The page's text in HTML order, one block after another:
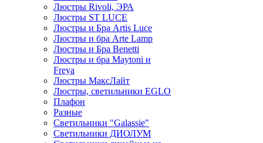
Люстры Rivoli, ЭРА
Люстры ST LUCE
Люстры и Бра Artis Luce
Люстры и бра Arte Lamp
Люстры и Бра Benetti
Люстры и бра Maytoni и
Freya
Люстры МаксЛайт
Люстры, светильники EGLO
Плафон
Разные
Светильники "Galassie"
Светильники ДИОЛУМ